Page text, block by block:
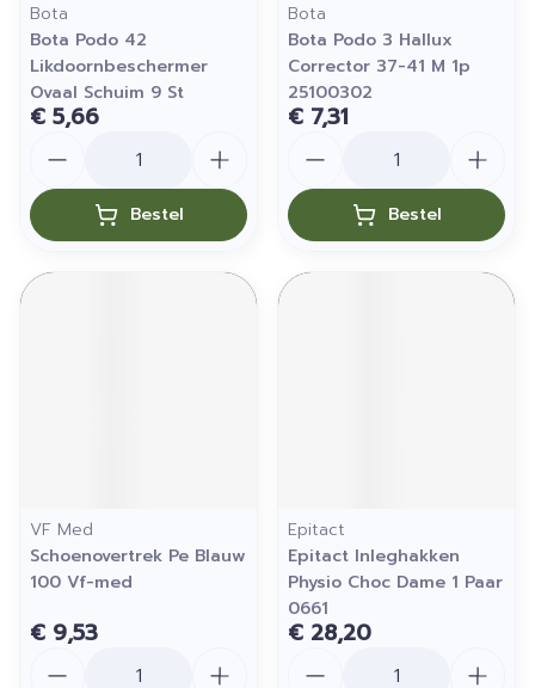
Bota
Bota Podo 42
Likdoornbeschermer
Ovaal Schuim 9 St
€ 5,66
Bestel
Bota
Bota Podo 3 Hallux
Corrector 37-41 M 1p
25100302
€ 7,31
Bestel
VF Med
Schoenovertrek Pe Blauw
100 Vf-med
€ 9,53
Epitact
Epitact Inleghakken
Physio Choc Dame 1 Paar
0661
€ 28,20